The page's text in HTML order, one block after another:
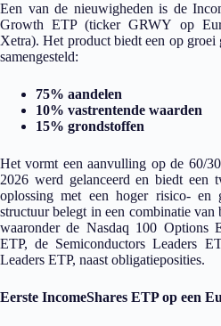
Een van de nieuwigheden is de
Growth ETP (ticker GRWY op
Xetra). Het product biedt een op
samengesteld:
75% aandelen
10% vastrentende waarden
15% grondstoffen
Het vormt een aanvulling op de 60/
2026 werd gelanceerd en biedt een
oplossing met een hoger risico- en
structuur belegt in een combinatie van
waaronder de Nasdaq 100 Options
ETP, de Semiconductors Leaders
Leaders ETP, naast obligatieposities.
Eerste IncomeShares ETP op een